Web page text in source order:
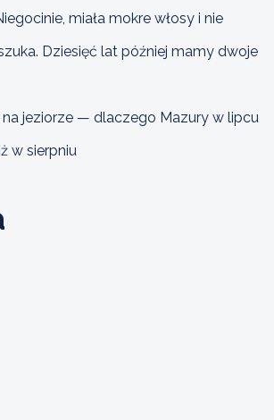
miała mokre włosy i nie
Dziesięć lat później mamy dwoje
na jeziorze — dlaczego Mazury w lipcu
w sierpniu